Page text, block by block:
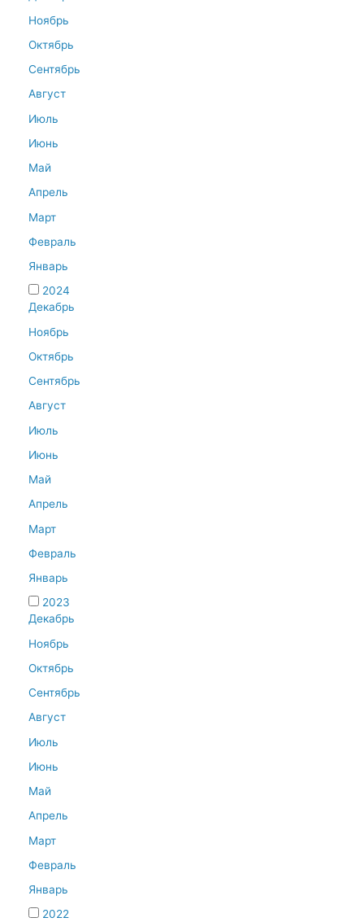
Ноябрь
Октябрь
Сентябрь
Август
Июль
Июнь
Май
Апрель
Март
Февраль
Январь
2024
Декабрь
Ноябрь
Октябрь
Сентябрь
Август
Июль
Июнь
Май
Апрель
Март
Февраль
Январь
2023
Декабрь
Ноябрь
Октябрь
Сентябрь
Август
Июль
Июнь
Май
Апрель
Март
Февраль
Январь
2022